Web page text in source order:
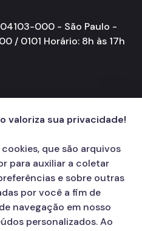
04103-000 - São Paulo -
/ 0101 Horário: 8h às 17h
valoriza sua privacidade!
que são arquivos
para auxiliar a coletar
e sobre outras
por você a fim de
navegação em nosso
personalizados. Ao